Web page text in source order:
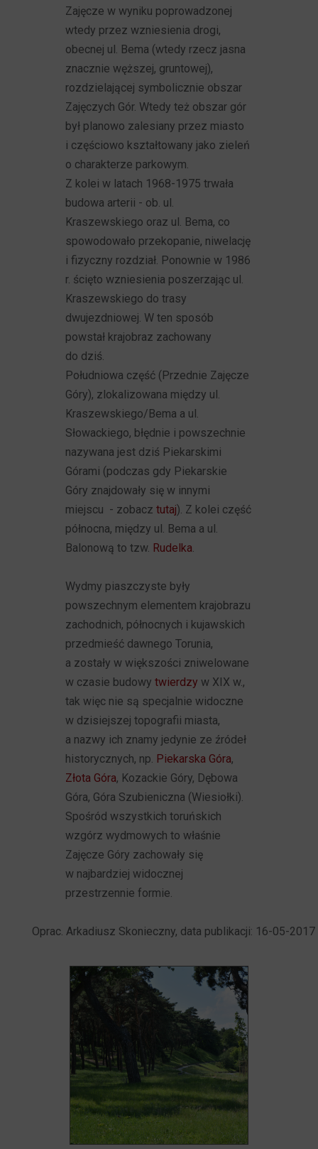
Zajęcze w wyniku poprowadzonej
wtedy przez wzniesienia drogi,
obecnej ul. Bema (wtedy rzecz jasna
znacznie węższej, gruntowej),
rozdzielającej symbolicznie obszar
Zajęczych Gór. Wtedy też obszar gór
był planowo zalesiany przez miasto
i częściowo kształtowany jako zieleń
o charakterze parkowym.
Z kolei w latach 1968-1975 trwała
budowa arterii - ob. ul.
Kraszewskiego oraz ul. Bema, co
spowodowało przekopanie, niwelację
i fizyczny rozdział. Ponownie w 1986
r. ścięto wzniesienia poszerzając ul.
Kraszewskiego do trasy
dwujezdniowej. W ten sposób
powstał krajobraz zachowany
do dziś.
Południowa część (Przednie Zajęcze
Góry), zlokalizowana między ul.
Kraszewskiego/Bema a ul.
Słowackiego, błędnie i powszechnie
nazywana jest dziś Piekarskimi
Górami (podczas gdy Piekarskie
Góry znajdowały się w innymi
miejscu - zobacztutaj). Z kolei część
północna, między ul. Bema a ul.
Balonową to tzw. Rudelka.
Wydmy piaszczyste były
powszechnym elementem krajobrazu
zachodnich, północnych i kujawskich
przedmieść dawnego Torunia,
a zostały w większości zniwelowane
w czasie budowytwierdzy w XIX w.,
tak więc nie są specjalnie widoczne
w dzisiejszej topografii miasta,
a nazwy ich znamy jedynie ze źródeł
historycznych, np. Piekarska Góra,
Złota Góra, Kozackie Góry, Dębowa
Góra, Góra Szubieniczna (Wiesiołki).
Spośród wszystkich toruńskich
wzgórz wydmowych to właśnie
Zajęcze Góry zachowały się
w najbardziej widocznej
przestrzennie formie.
Oprac. Arkadiusz Skonieczny, data publikacji: 16-05-2017